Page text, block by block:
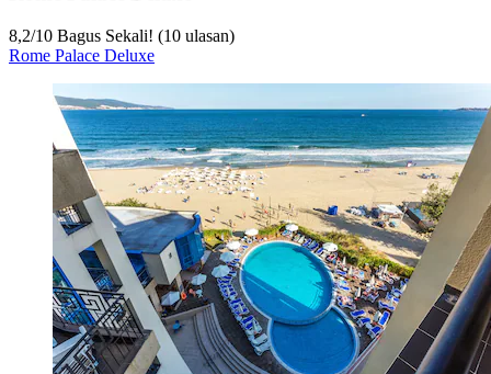
8,2/10 Bagus Sekali! (10 ulasan)
Rome Palace Deluxe